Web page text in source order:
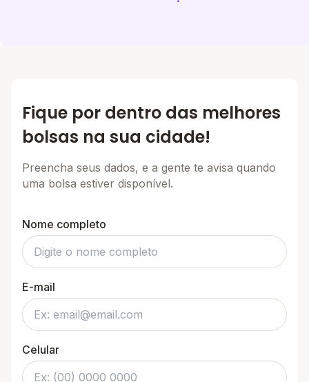
passeios . Ambiente da escola amplo e bem
Fique por dentro das melhores
bolsas na sua cidade!
Preencha seus dados, e a gente te avisa quando
uma bolsa estiver disponível.
Nome completo
E-mail
Celular